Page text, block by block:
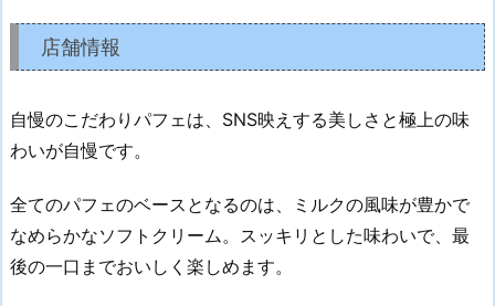
店舗情報
自慢のこだわりパフェは、SNS映えする美しさと極上の味
わいが自慢です。
全てのパフェのベースとなるのは、ミルクの風味が豊かで
なめらかなソフトクリーム。スッキリとした味わいで、最
後の一口までおいしく楽しめます。